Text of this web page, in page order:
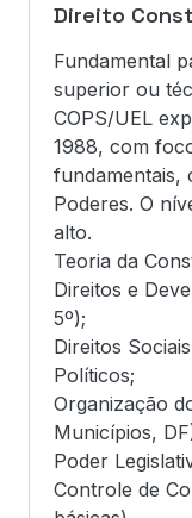
Direito
Fundamental
superior ou
COPS/UEL
1988, com
fundamentais,
Poderes. O
alto.
Teoria da
Direitos e
5º);
Direitos
Políticos;
Organização
Municípios,
Poder
Controle de